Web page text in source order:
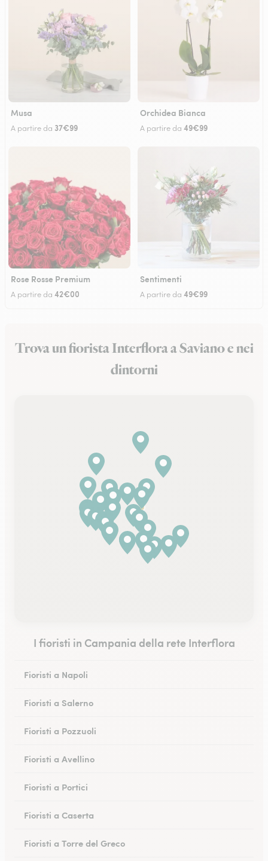
Musa
A partire da 37€99
Orchidea Bianca
A partire da 49€99
Rose Rosse Premium
A partire da 42€00
Sentimenti
A partire da 49€99
Trova un fiorista Interflora a Saviano e nei
dintorni
I fioristi in Campania della rete Interflora
Fioristi a Napoli
Fioristi a Salerno
Fioristi a Pozzuoli
Fioristi a Avellino
Fioristi a Portici
Fioristi a Caserta
Fioristi a Torre del Greco